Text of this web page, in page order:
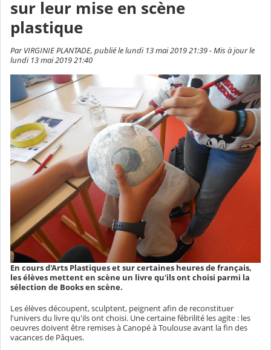
sur leur mise en scène
plastique
Par VIRGINIE PLANTADE, publié le lundi 13 mai 2019 21:39 - Mis à jour le
lundi 13 mai 2019 21:40
En cours d'Arts Plastiques et sur certaines heures de français,
les élèves mettent en scène un livre qu'ils ont choisi parmi la
sélection de Books en scène.
Les élèves découpent, sculptent, peignent afin de reconstituer
l'univers du livre qu'ils ont choisi. Une certaine fébrilité les agite : les
oeuvres doivent être remises à Canopé à Toulouse avant la fin des
vacances de Pâques.